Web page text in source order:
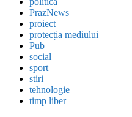
PrazNews
proiect
protecția mediului
Pub
social
sport
stiri
tehnologie
timp liber